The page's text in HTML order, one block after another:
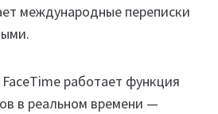
международные переписки
работает функция
в реальном времени —